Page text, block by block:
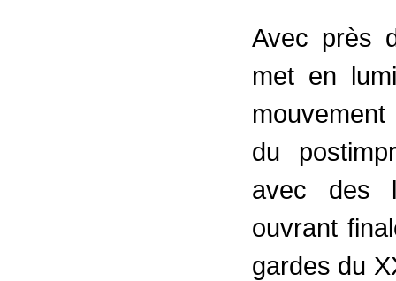
Avec près
met en
du
avec des
ouvrant
gardes du